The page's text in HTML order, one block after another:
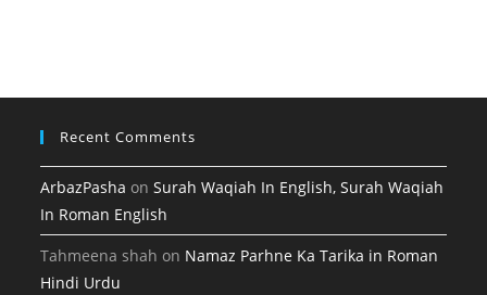
tab
Recent Comments
ArbazPasha onSurah Waqiah In English, Surah Waqiah
In Roman English
Tahmeena shah on Namaz Parhne Ka Tarika in Roman
Hindi Urdu